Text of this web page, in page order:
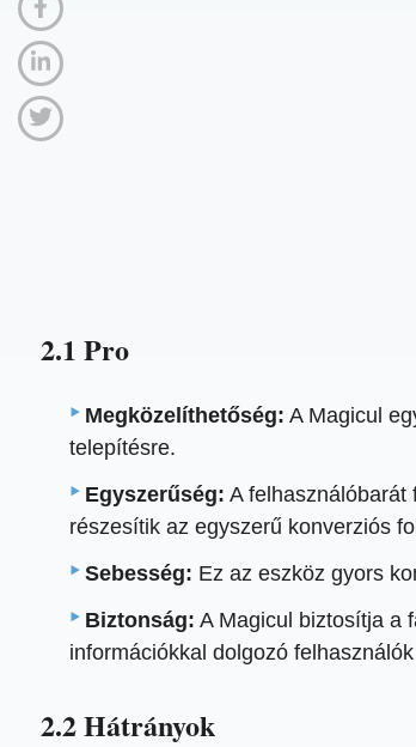
2.1 Pro
Megközelíthetőség: A Magicul
telepítésre.
Egyszerűség: A felhasználóbarát
részesítik az egyszerű konverziós
Sebesség: Ez az eszköz gyors
Biztonság: A Magicul biztosítja a
információkkal dolgozó
2.2 Hátrányok